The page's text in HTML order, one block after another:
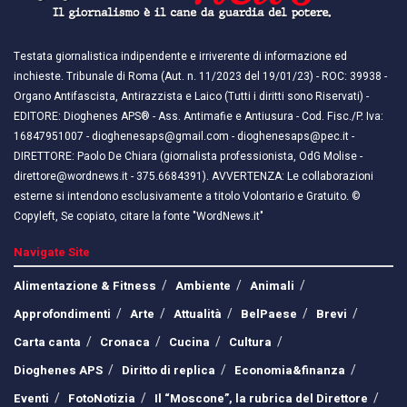
Testata giornalistica indipendente e irriverente di informazione ed
inchieste. Tribunale di Roma (Aut. n. 11/2023 del 19/01/23) - ROC: 39938 -
Organo Antifascista, Antirazzista e Laico (Tutti i diritti sono Riservati) -
EDITORE: Dioghenes APS® - Ass. Antimafie e Antiusura - Cod. Fisc./P. Iva:
16847951007 - dioghenesaps@gmail.com - dioghenesaps@pec.it - ​​
DIRETTORE: Paolo De Chiara (giornalista professionista, OdG Molise -
direttore@wordnews.it - ​​375.6684391). AVVERTENZA: Le collaborazioni
esterne si intendono esclusivamente a titolo Volontario e Gratuito. ©
Copyleft, Se copiato, citare la fonte "WordNews.it"
Navigate Site
Alimentazione & Fitness
Ambiente
Animali
Approfondimenti
Arte Attualità BelPaese
Brevi
Carta canta
Cronaca Cucina
Cultura
Dioghenes APS
Diritto di replica
Economia&finanza
Eventi
FotoNotizia Il “Moscone”, la rubrica del Direttore